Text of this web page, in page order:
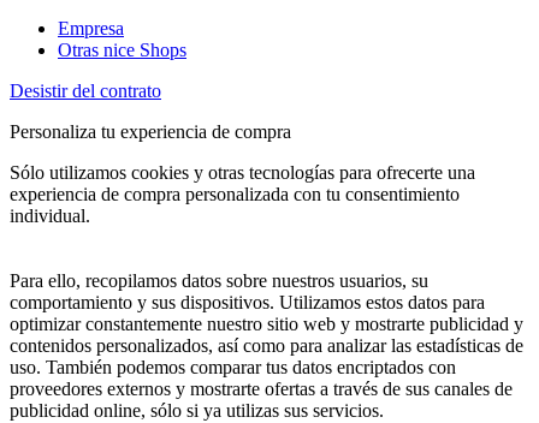
Empresa
Otras nice Shops
Desistir del contrato
Personaliza tu experiencia de compra
Sólo utilizamos cookies y otras tecnologías para ofrecerte una
experiencia de compra personalizada con tu consentimiento
individual.
Para ello, recopilamos datos sobre nuestros usuarios, su
comportamiento y sus dispositivos. Utilizamos estos datos para
optimizar constantemente nuestro sitio web y mostrarte publicidad y
contenidos personalizados, así como para analizar las estadísticas de
uso. También podemos comparar tus datos encriptados con
proveedores externos y mostrarte ofertas a través de sus canales de
publicidad online, sólo si ya utilizas sus servicios.